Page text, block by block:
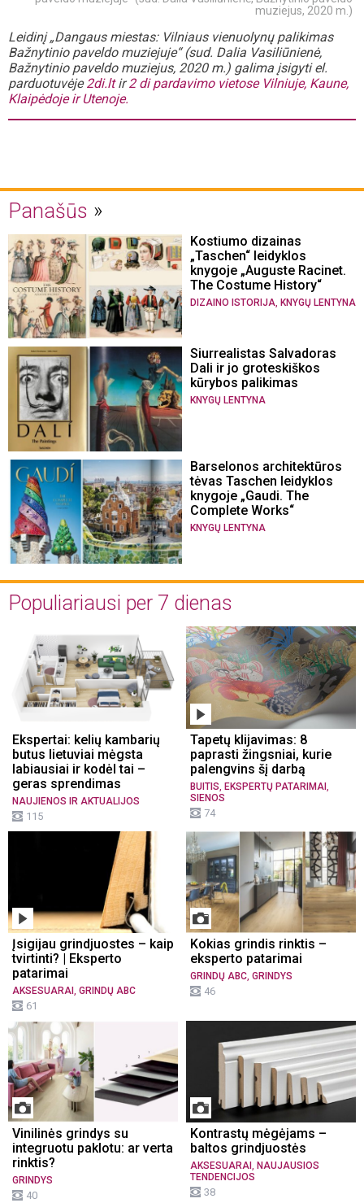
muziejus, 2020 m.)
Leidinį „Dangaus miestas: Vilniaus vienuolynų palikimas
Bažnytinio paveldo muziejuje“ (sud. Dalia Vasiliūnienė,
Bažnytinio paveldo muziejus, 2020 m.) galima įsigyti el.
parduotuvėje2di.ltir2 di pardavimo vietose Vilniuje, Kaune,
Klaipėdoje ir Utenoje.
Panašūs
Kostiumo dizainas
„Taschen“ leidyklos
knygoje „Auguste Racinet.
The Costume History“
DIZAINO ISTORIJA, KNYGŲ LENTYNA
Siurrealistas Salvadoras
Dali ir jo groteskiškos
kūrybos palikimas
KNYGŲ LENTYNA
Barselonos architektūros
tėvas Taschen leidyklos
knygoje „Gaudi. The
Complete Works“
KNYGŲ LENTYNA
Populiariausi per 7 dienas
Ekspertai: kelių kambarių
butus lietuviai mėgsta
labiausiai ir kodėl tai –
geras sprendimas
NAUJIENOS IR AKTUALIJOS
115
Tapetų klijavimas: 8
paprasti žingsniai, kurie
palengvins šį darbą
BUITIS EKSPERTŲ PATARIMAI
SIENOS
74
Įsigijau grindjuostes – kaip
tvirtinti? | Eksperto
patarimai
AKSESUARAI GRINDŲ ABC
61
Kokias grindis rinktis –
eksperto patarimai
GRINDŲ ABC GRINDYS
46
Vinilinės grindys su
integruotu paklotu: ar verta
rinktis?
GRINDYS
40
Kontrastų mėgėjams –
baltos grindjuostės
AKSESUARAI , NAUJAUSIOS
TENDENCIJOS
38